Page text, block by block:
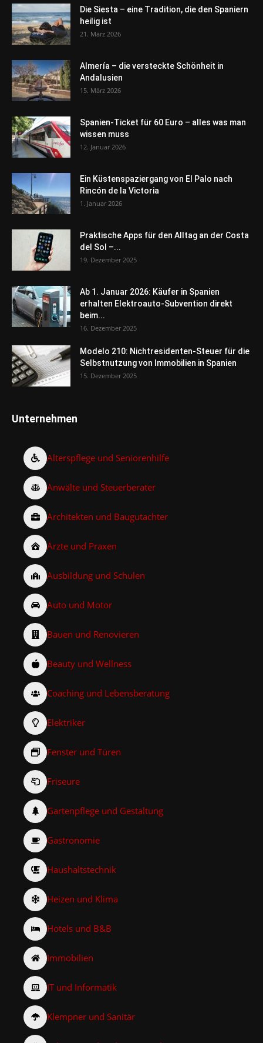
Die Siesta – eine Tradition, die den Spaniern
heilig ist
21. März 2026
Almería – die versteckte Schönheit in
Andalusien
15. März 2026
Spanien-Ticket für 60 Euro – alles was man
wissen muss
12. Januar 2026
Ein Küstenspaziergang von El Palo nach
Rincón de la Victoria
1. Januar 2026
Praktische Apps für den Alltag an der Costa
del Sol –...
19. Dezember 2025
Ab 1. Januar 2026: Käufer in Spanien
erhalten Elektroauto-Subvention direkt
beim...
16. Dezember 2025
Modelo 210: Nichtresidenten-Steuer für die
Selbstnutzung von Immobilien in Spanien
15. Dezember 2025
Unternehmen
Alterspflege und Seniorenhilfe
Anwälte und Steuerberater
Architekten und Baugutachter
Ärzte und Praxen
Ausbildung und Schulen
Auto und Motor
Bauen und Renovieren
Beauty und Wellness
Coaching und Lebensberatung
Elektriker
Fenster und Türen
Friseure
Gartenpflege und Gestaltung
Gastronomie
Haushaltstechnik
Heizen und Klima
Hotels und B&B
Immobilien
IT und Informatik
Klempner und Sanitär